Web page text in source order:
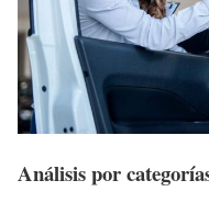
Análisis por